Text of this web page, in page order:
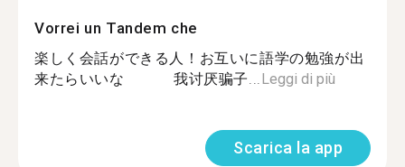
Vorrei un Tandem che
楽しく会話ができる人！お互いに語学の勉強が出
来たらいいな 我讨厌骗子...Leggi di più
Scarica la app